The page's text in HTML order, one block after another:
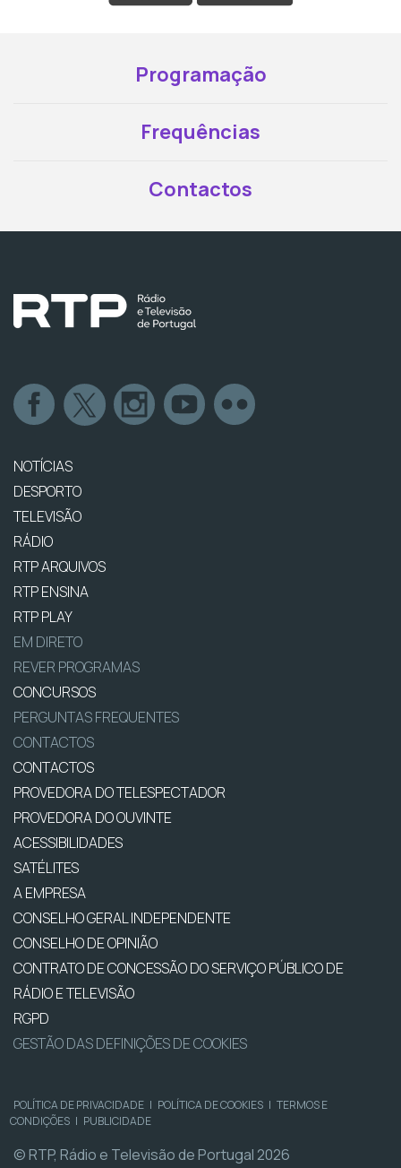
Programação
Frequências
Contactos
NOTÍCIAS
DESPORTO
TELEVISÃO
RÁDIO
RTP ARQUIVOS
RTP ENSINA
RTP PLAY
EM DIRETO
REVER PROGRAMAS
CONCURSOS
PERGUNTAS FREQUENTES
CONTACTOS
CONTACTOS
PROVEDORA DO TELESPECTADOR
PROVEDORA DO OUVINTE
ACESSIBILIDADES
SATÉLITES
A EMPRESA
CONSELHO GERAL INDEPENDENTE
CONSELHO DE OPINIÃO
CONTRATO DE CONCESSÃO DO SERVIÇO PÚBLICO DE
RÁDIO E TELEVISÃO
RGPD
GESTÃO DAS DEFINIÇÕES DE COOKIES
POLÍTICA DE PRIVACIDADE | POLÍTICA DE COOKIES | TERMOS E
CONDIÇÕES | PUBLICIDADE
© RTP, Rádio e Televisão de Portugal 2026